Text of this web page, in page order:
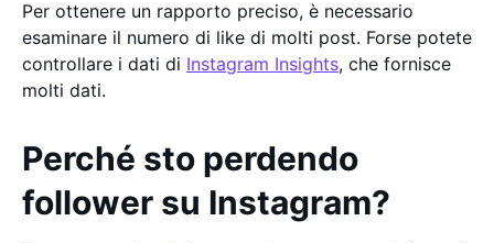
Per ottenere un rapporto preciso, è necessario
esaminare il numero di like di molti post. Forse potete
controllare i dati di Instagram Insights, che fornisce
molti dati.
Perché sto perdendo
follower su Instagram?